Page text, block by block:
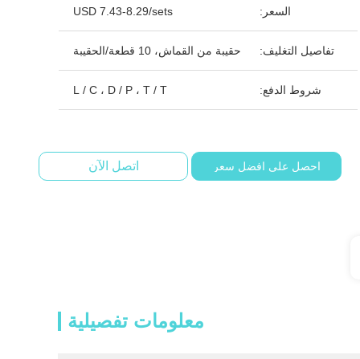
السعر: USD 7.43-8.29/sets
تفاصيل التغليف: حقيبة من القماش، 10 قطعة/الحقيبة
شروط الدفع: L / C ، D / P ، T / T
احصل على افضل سعر اتصل الآن
معلومات تفصيلية